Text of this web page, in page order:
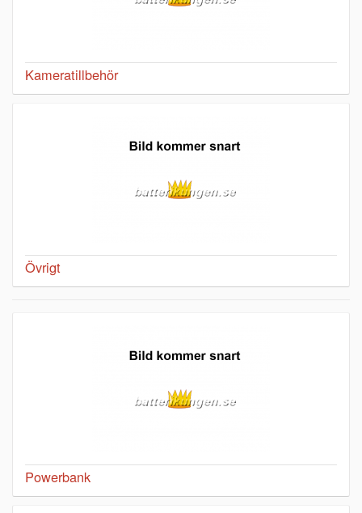
Kameratillbehör
Övrigt
Powerbank